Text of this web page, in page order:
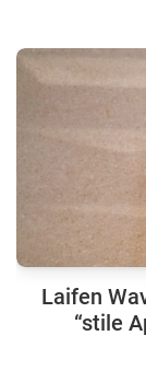
Laifen
“stile